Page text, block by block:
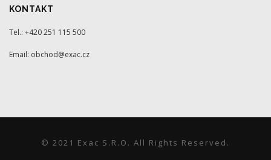
KONTAKT
Tel.: +420 251 115 500
Email: obchod@exac.cz
© 2021 Exac S.r.o. All Rights Reserved.